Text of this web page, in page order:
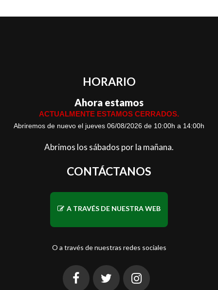
HORARIO
Ahora estamos
ACTUALMENTE ESTAMOS CERRADOS.
Abriremos de nuevo el jueves 06/08/2026 de 10:00h a 14:00h
Abrimos los sábados por la mañana.
CONTÁCTANOS
A TRAVÉS DE NUESTRA WEB
O a través de nuestras redes sociales